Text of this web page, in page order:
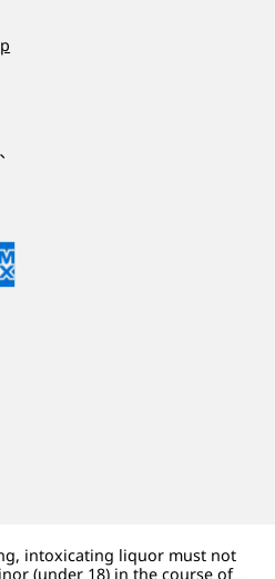
intoxicating liquor must not
(under 18) in the course of